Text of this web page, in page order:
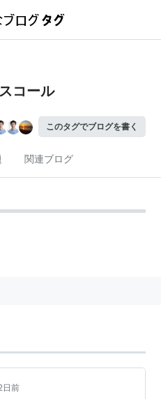
コール
このタグでブログを書く
関連ブログ
日前